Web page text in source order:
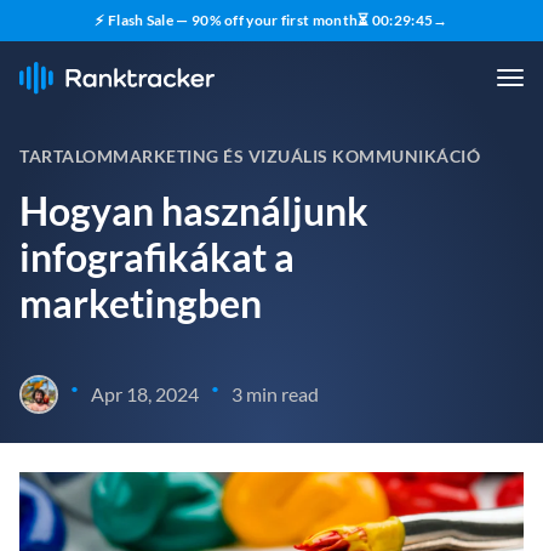
⚡ Flash Sale — 90% off your first month⏳ 00:29:44→
TARTALOMMARKETING ÉS VIZUÁLIS KOMMUNIKÁCIÓ
Hogyan használjunk
infografikákat a
marketingben
• Apr 18, 2024 • 3 min read